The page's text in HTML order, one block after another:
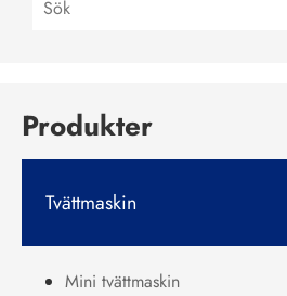
Produkter
Tvättmaskin
Mini tvättmaskin